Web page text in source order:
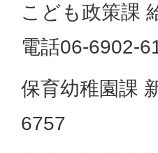
こども政策課
電話06-6902-
保育幼稚園課
6757